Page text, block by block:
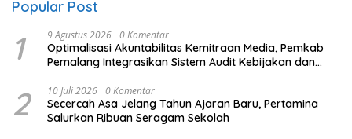
Popular Post
1 9 Agustus 2026 0 Komentar
​Optimalisasi Akuntabilitas Kemitraan Media, Pemkab
Pemalang Integrasikan Sistem Audit Kebijakan dan
2 10 Juli 2026 0 Komentar
Secercah Asa Jelang Tahun Ajaran Baru, Pertamina
Salurkan Ribuan Seragam Sekolah